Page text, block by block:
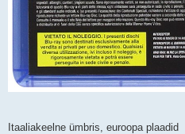
Itaaliakeelne ümbris, euroopa plaadid